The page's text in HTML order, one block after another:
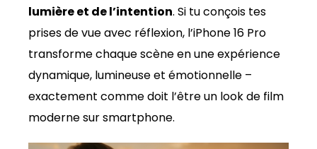
lumière et de l’intention. Si tu conçois tes
prises de vue avec réflexion, l’iPhone 16 Pro
transforme chaque scène en une expérience
dynamique, lumineuse et émotionnelle –
exactement comme doit l’être un look de film
moderne sur smartphone.